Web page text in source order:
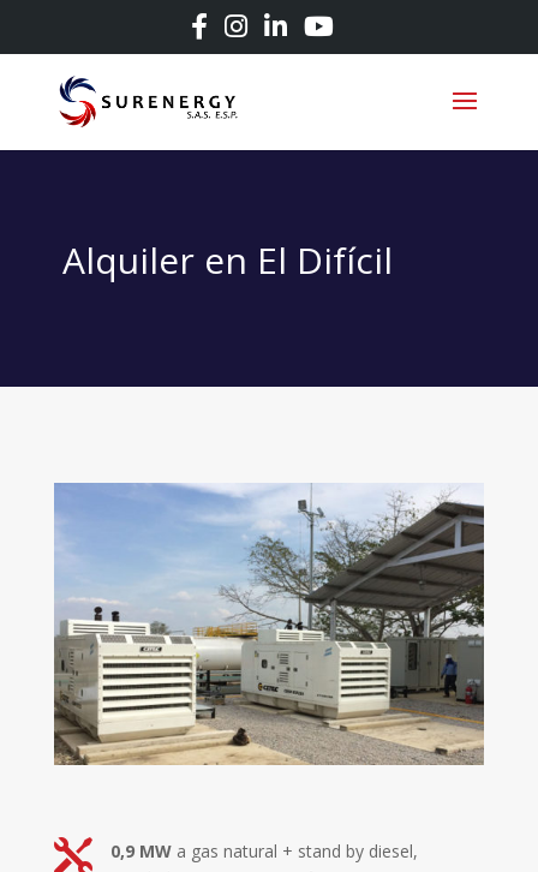
Alquiler en El Difícil
 0,9 MWa gas natural + stand by diesel,